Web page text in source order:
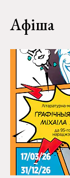
Афіша